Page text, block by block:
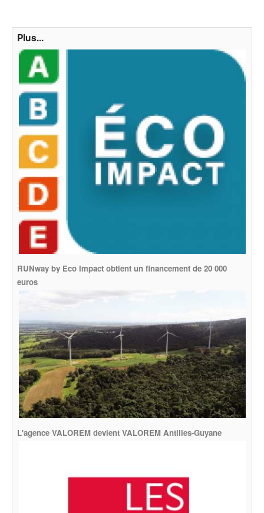
Plus...
RUNway by Eco Impact obtient un financement de 20 000
euros
L'agence VALOREM devient VALOREM Antilles-Guyane